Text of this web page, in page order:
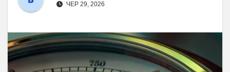
ЧЕР 29, 2026